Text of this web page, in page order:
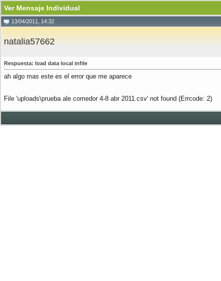
Ver Mensaje Individual
13/04/2011, 14:32
natalia57662
Respuesta: load data local infile
ah algo mas este es el error que me aparece
File 'uploads\prueba ale comedor 4-8 abr 2011.csv' not found (Errcode: 2)